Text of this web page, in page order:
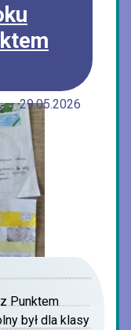
29.05.2026
Punktem
był dla klasy